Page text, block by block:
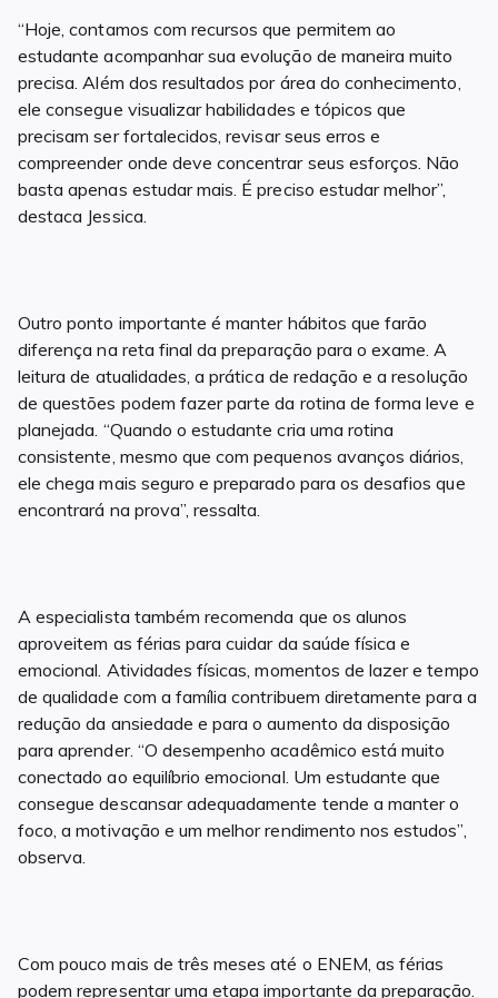
“Hoje, contamos com recursos que permitem ao
estudante acompanhar sua evolução de maneira muito
precisa. Além dos resultados por área do conhecimento,
ele consegue visualizar habilidades e tópicos que
precisam ser fortalecidos, revisar seus erros e
compreender onde deve concentrar seus esforços. Não
basta apenas estudar mais. É preciso estudar melhor”,
destaca Jessica.
Outro ponto importante é manter hábitos que farão
diferença na reta final da preparação para o exame. A
leitura de atualidades, a prática de redação e a resolução
de questões podem fazer parte da rotina de forma leve e
planejada. “Quando o estudante cria uma rotina
consistente, mesmo que com pequenos avanços diários,
ele chega mais seguro e preparado para os desafios que
encontrará na prova”, ressalta.
A especialista também recomenda que os alunos
aproveitem as férias para cuidar da saúde física e
emocional. Atividades físicas, momentos de lazer e tempo
de qualidade com a família contribuem diretamente para a
redução da ansiedade e para o aumento da disposição
para aprender. “O desempenho acadêmico está muito
conectado ao equilíbrio emocional. Um estudante que
consegue descansar adequadamente tende a manter o
foco, a motivação e um melhor rendimento nos estudos”,
observa.
Com pouco mais de três meses até o ENEM, as férias
podem representar uma etapa importante da preparação.